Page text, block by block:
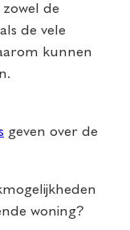
de
de vele
kunnen
geven over de
woning?